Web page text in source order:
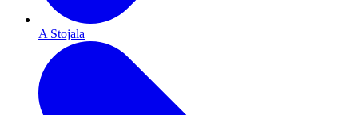
A Stojala